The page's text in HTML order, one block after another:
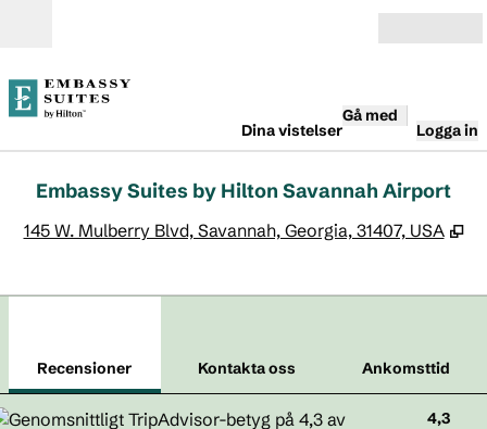
Dina vistelser
Gå med
Logga in
Embassy Suites by Hilton Savannah Airport
145 W. Mulberry Blvd, Savannah, Georgia, 31407, USA ,
Recensioner Kontakta oss
Ankomsttid
4,3